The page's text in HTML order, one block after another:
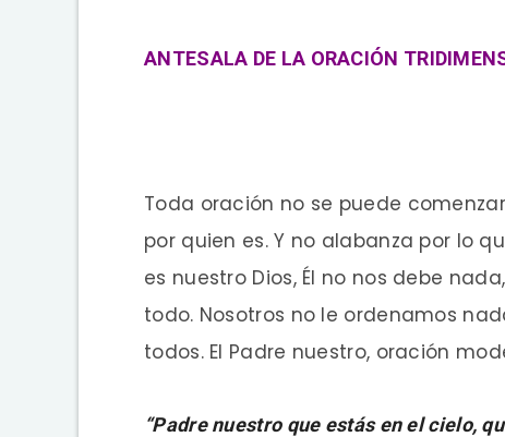
ANTESALA DE LA ORACIÓN
Toda oración no se puede
por quien es. Y no alabanza por lo
es nuestro Dios, Él no nos debe
todo. Nosotros no le ordenamos
todos. El Padre nuestro, oración
“Padre nuestro que estás en el cielo,